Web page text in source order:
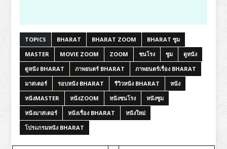
TOPICS BHARAT BHARAT ZOOM
BHARAT ซูม
MASTER
MOVIE ZOOM ZOOM ชนโรง ซูม
ดูหนัง
ดูหนัง BHARAT
ภาพยนตร์ BHARAT
ภาพยนตร์เรื่อง BHARAT
มาสเตอร์
รอบหนัง BHARAT รีวิวหนัง BHARAT
หนัง
หนังMASTER
หนังZOOM หนังชนโรง
หนังซูม
หนังมาสเตอร์
หนังเรื่อง BHARAT
หนังใหม่
โปรแกรมหนัง BHARAT